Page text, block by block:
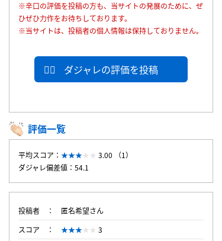
※辛口の評価を投稿の方も、当サイトの発展のために、ぜ
ひぜひ力作をお待ちしております。
※当サイトは、投稿者の個人情報は保持しておりません。
ダジャレの評価を投稿
評価一覧
平均スコア：
3.00 （1）
ダジャレ偏差値：54.1
投稿者
匿名希望さん
スコア
3